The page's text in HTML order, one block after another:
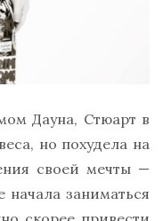
Дауна, Стюарт в
но похудела на
своей мечты —
начала заниматься